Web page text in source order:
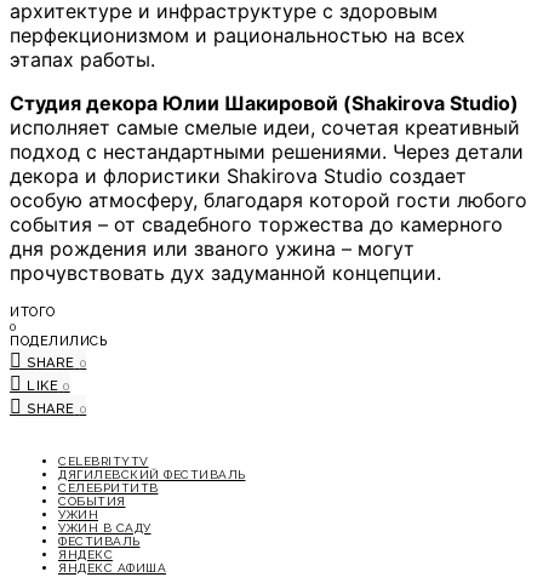
архитектуре и инфраструктуре с здоровым
перфекционизмом и рациональностью на всех
этапах работы.
Студия декора Юлии Шакировой (Shakirova Studio)
исполняет самые смелые идеи, сочетая креативный
подход с нестандартными решениями. Через детали
декора и флористики Shakirova Studio создает
особую атмосферу, благодаря которой гости любого
события – от свадебного торжества до камерного
дня рождения или званого ужина – могут
прочувствовать дух задуманной концепции.
ИТОГО
0
ПОДЕЛИЛИСЬ
SHARE 0
LIKE 0
SHARE 0
CELEBRITYTV
ДЯГИЛЕВСКИЙ ФЕСТИВАЛЬ
СЕЛЕБРИТИТВ
СОБЫТИЯ
УЖИН
УЖИН В САДУ
ФЕСТИВАЛЬ
ЯНДЕКС
ЯНДЕКС АФИША